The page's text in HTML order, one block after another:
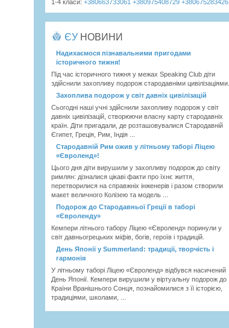
1-4 класи: +380663733061 +380975408729 +380675283426
ЄУ НОВИНИ
Надихаємося пізнавальними пригодами
історичного тижня!
Під час історичного тижня у межах Speaking Club діти
здійснили захопливу подорож стародавніми цивілізаціями.
Захоплива подорож у світ давніх цивілізацій
Сьогодні наші учні здійснили захопливу подорож у світ
давніх цивілізацій, створюючи власну карту стародавніх
країн. Діти пригадали, де розташовувалися Стародавній
Єгипет, Греція, Рим, Індія ...
Стародавній Рим ожив у літньому таборі Ліцею
«Євроленд»!
Цього дня діти вирушили у захопливу подорож до світу
римлян: дізналися цікаві факти про їхнє життя,
перетворилися на справжніх інженерів і разом створили
макет величного Колізею та модель ...
Подорож до Стародавньої Греції в таборі
«Євроленду»
Кемпери літнього табору Ліцею «Євроленд» поринули у
світ давньогрецьких міфів, богів, героїв і традицій.
День Японії у Summerland: традиції, творчість і
гармонія
У літньому таборі Ліцею «Євроленд» відбувся насичений
День Японії. Кемпери вирушили у віртуальну подорож до
Країни Вранішнього Сонця, познайомилися з її історією,
традиціями, школами, ...